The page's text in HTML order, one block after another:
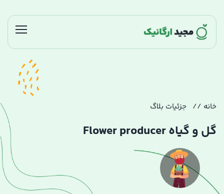
خانه جزئیات بلاگ
گل و گیاه Flower producer